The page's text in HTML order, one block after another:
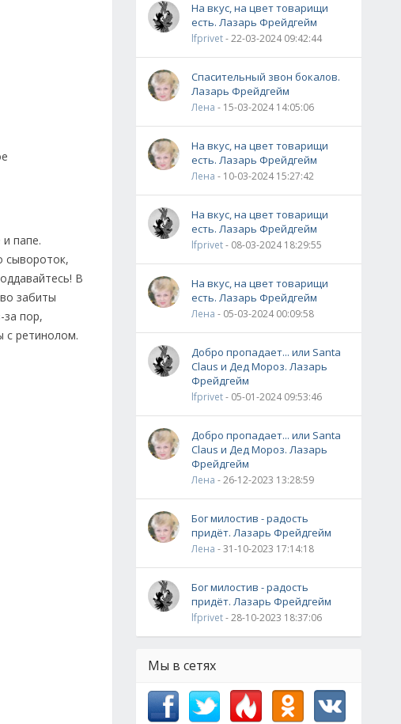
папе.
сывороток,
В
забиты
пор,
с ретинолом.
На вкус, на цвет товарищи
есть. Лазарь Фрейдгейм
lfprivet- 22-03-2024 09:42:44
Спасительный звон бокалов.
Лазарь Фрейдгейм
Лена - 15-03-2024 14:05:06
На вкус, на цвет товарищи
есть. Лазарь Фрейдгейм
Лена - 10-03-2024 15:27:42
На вкус, на цвет товарищи
есть. Лазарь Фрейдгейм
lfprivet- 08-03-2024 18:29:55
На вкус, на цвет товарищи
есть. Лазарь Фрейдгейм
Лена - 05-03-2024 00:09:58
Добро пропадает... или Santa
Claus и Дед Мороз. Лазарь
Фрейдгейм
lfprivet- 05-01-2024 09:53:46
Добро пропадает... или Santa
Claus и Дед Мороз. Лазарь
Фрейдгейм
Лена - 26-12-2023 13:28:59
Бог милостив - радость
придёт. Лазарь Фрейдгейм
Лена - 31-10-2023 17:14:18
Бог милостив - радость
придёт. Лазарь Фрейдгейм
lfprivet- 28-10-2023 18:37:06
Мы в сетях